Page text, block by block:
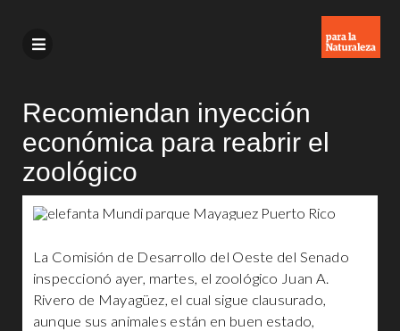
Recomiendan inyección
económica para reabrir el
zoológico
La Comisión de Desarrollo del Oeste del Senado
inspeccionó ayer, martes, el zoológico Juan A.
Rivero de Mayagüez, el cual sigue clausurado,
aunque sus animales están en buen estado,